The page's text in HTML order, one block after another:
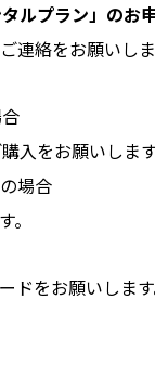
プラン」のお
連絡をお願いしま
入をお願いします
場合
をお願いします